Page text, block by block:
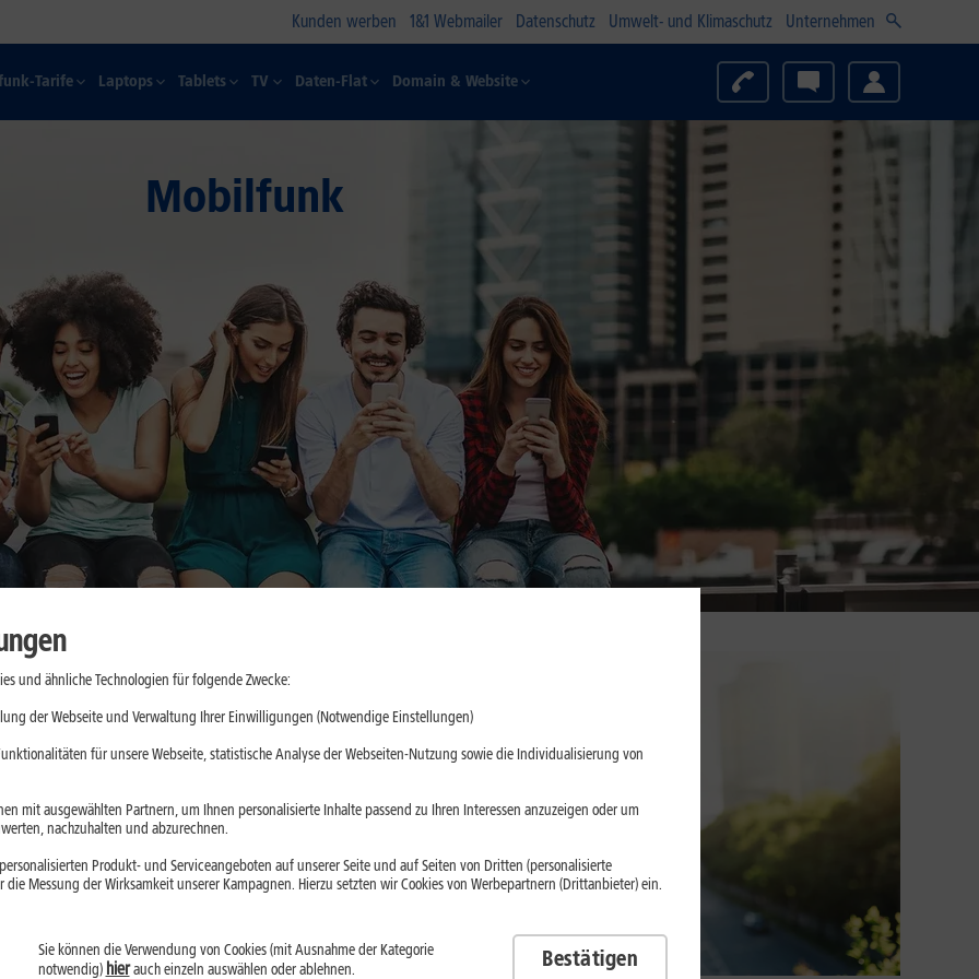
Kunden werben 1&1 Webmailer Datenschutz Umwelt- und Klimaschutz Unternehmen
Tarife Laptops Tablets TV Daten-Flat Domain & Website
Mobilfunk
Updates
belasten. Mit
kannst Du
und ähnliche Technologien für folgende Zwecke:
der Webseite und Verwaltung Ihrer Einwilligungen (Notwendige Einstellungen)
für unsere Webseite, statistische Analyse der Webseiten-Nutzung sowie die Individualisierung von
mit ausgewählten Partnern, um Ihnen personalisierte Inhalte passend zu Ihren Interessen anzuzeigen oder um
nachzuhalten und abzurechnen.
Produkt- und Serviceangeboten auf unserer Seite und auf Seiten von Dritten (personalisierte
Messung der Wirksamkeit unserer Kampagnen. Hierzu setzten wir Cookies von Werbepartnern (Drittanbieter) ein.
Sie können die Verwendung von Cookies (mit Ausnahme der Kategorie
notwendig) hierauch einzeln auswählen oder ablehnen. Bestätigen